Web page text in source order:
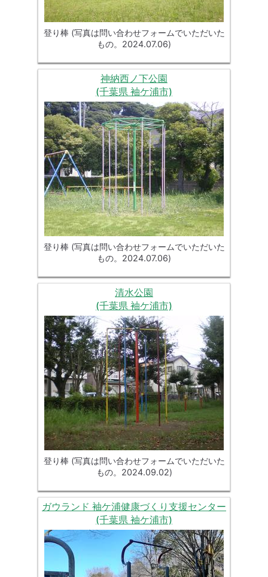
登り棒 (写真は問い合わせフォームでいただいた
もの。2024.07.06)
神納西ノ下公園
(千葉県 袖ケ浦市)
登り棒 (写真は問い合わせフォームでいただいた
もの。2024.07.06)
清水公園
(千葉県 袖ケ浦市)
登り棒 (写真は問い合わせフォームでいただいた
もの。2024.09.02)
ガウランド 袖ケ浦健康づくり支援センター
(千葉県 袖ケ浦市)